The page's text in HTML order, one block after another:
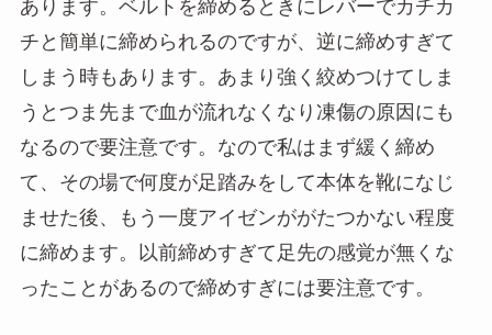
あります。ベルトを締めるときにレバーでカチカ
チと簡単に締められるのですが、逆に締めすぎて
しまう時もあります。あまり強く絞めつけてしま
うとつま先まで血が流れなくなり凍傷の原因にも
なるので要注意です。なので私はまず緩く締め
て、その場で何度が足踏みをして本体を靴になじ
ませた後、もう一度アイゼンががたつかない程度
に締めます。以前締めすぎて足先の感覚が無くな
ったことがあるので締めすぎには要注意です。